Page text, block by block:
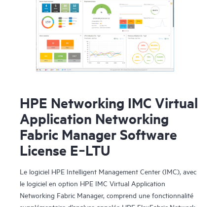
HPE Networking IMC Virtual
Application Networking
Fabric Manager Software
License E‑LTU
Le logiciel HPE Intelligent Management Center (IMC), avec
le logiciel en option HPE IMC Virtual Application
Networking Fabric Manager, comprend une fonctionnalité